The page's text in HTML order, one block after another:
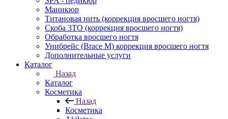
Маникюр
Титановая нить (коррекция вросшего ногтя)
Скоба 3ТО (коррекция вросшего ногтя)
Обработка вросшего ногтя
Унибрейс (Brace M) коррекция вросшего ногтя
Дополнительные услуги
Каталог
Назад
Каталог
Косметика
Назад
Косметика